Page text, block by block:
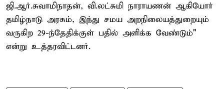
ஜி.ஆர்.சுவாமிநாதன், வி.லட்சுமி நாராயணன் ஆகியோர்
தமிழ்நாடு அரசும், இந்து சமய அறநிலையத்துறையும்
வருகிற 29-ந்தேதிக்குள் பதில் அளிக்க வேண்டும்"
என்று உத்தரவிட்டனர்.